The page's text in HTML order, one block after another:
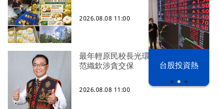
漢光42演習 台股投資熱
2026.08.08 11:00
最年輕原民校長光環蒙塵 高市議員
范織欽涉貪交保
2026.08.08 11:00